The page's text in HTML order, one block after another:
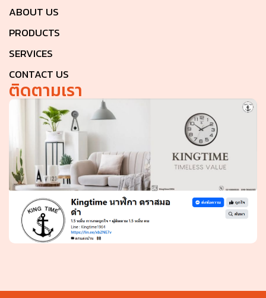
ABOUT US
PRODUCTS
SERVICES
CONTACT US
ติดตามเรา